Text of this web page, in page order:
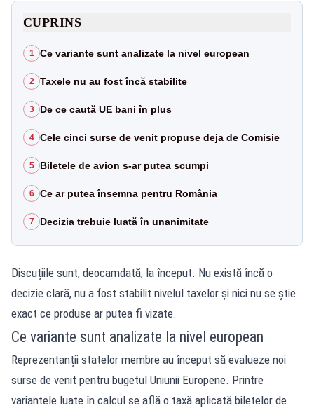
CUPRINS
1 Ce variante sunt analizate la nivel european
2 Taxele nu au fost încă stabilite
3 De ce caută UE bani în plus
4 Cele cinci surse de venit propuse deja de Comisie
5 Biletele de avion s-ar putea scumpi
6 Ce ar putea însemna pentru România
7 Decizia trebuie luată în unanimitate
Discuțiile sunt, deocamdată, la început. Nu există încă o
decizie clară, nu a fost stabilit nivelul taxelor și nici nu se știe
exact ce produse ar putea fi vizate.
Ce variante sunt analizate la nivel european
Reprezentanții statelor membre au început să evalueze noi
surse de venit pentru bugetul Uniunii Europene. Printre
variantele luate în calcul se află o taxă aplicată biletelor de